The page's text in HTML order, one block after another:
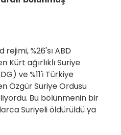
rejimi, %26'sı ABD
Kürt ağırlıklı Suriye
ve %11'i Türkiye
Özgür Suriye Ordusu
Bu bölünmenin bir
Suriyeli öldürüldü ya